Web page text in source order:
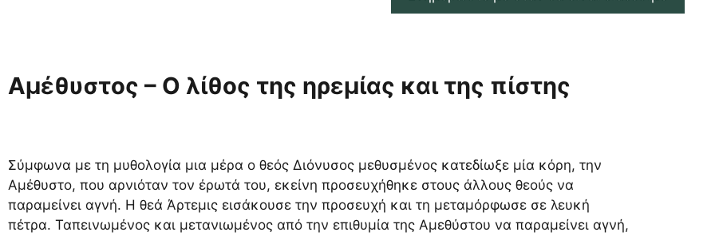
Αμέθυστος – Ο λίθος της ηρεμίας και της πίστης
Σύμφωνα με τη μυθολογία μια μέρα ο θεός Διόνυσος μεθυσμένος κατεδίωξε μία κόρη, την
Αμέθυστο, που αρνιόταν τον έρωτά του, εκείνη προσευχήθηκε στους άλλους θεούς να
παραμείνει αγνή. Η θεά Άρτεμις εισάκουσε την προσευχή και τη μεταμόρφωσε σε λευκή
πέτρα. Ταπεινωμένος και μετανιωμένος από την επιθυμία της Αμεθύστου να παραμείνει αγνή,